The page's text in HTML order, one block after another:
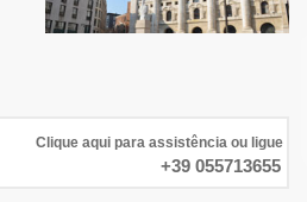
Clique aqui para assistência ou ligue
+39 055713655